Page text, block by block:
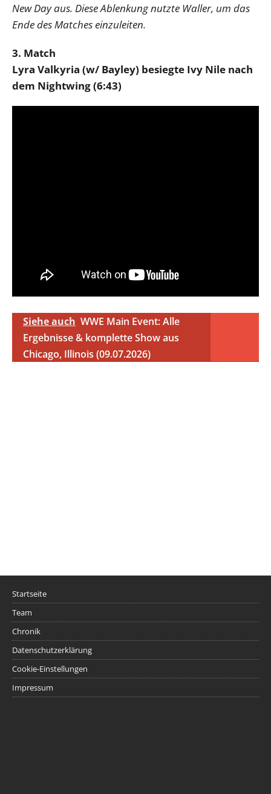
New Day aus. Diese Ablenkung nutzte Waller, um das
Ende des Matches einzuleiten.
3. Match
Lyra Valkyria (w/ Bayley) besiegte Ivy Nile nach
dem Nightwing (6:43)
Siehe auch WWE Main Event: Alle
Ergebnisse & komplette Show aus
Chicago, Illinois (09.07.2026)
Startseite
Team
Chronik
Datenschutzerklärung
Cookie-Einstellungen
Impressum